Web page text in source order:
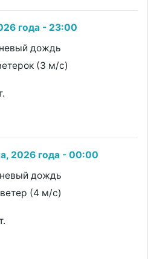
года - 23:00
дождь
(3 м/с)
2026 года - 00:00
дождь
(4 м/с)